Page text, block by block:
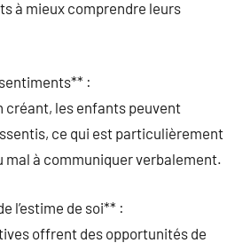
à mieux comprendre leurs
:
créant, les enfants peuvent
ce qui est particulièrement
mal à communiquer verbalement.
l’estime de soi** :
offrent des opportunités de